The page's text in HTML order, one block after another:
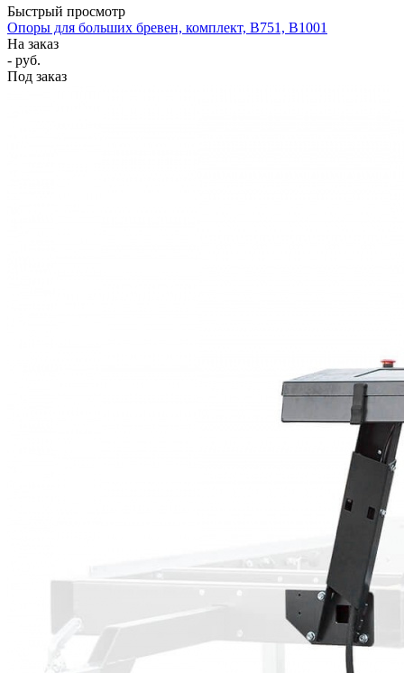
Быстрый просмотр
Опоры для больших бревен, комплект, B751, B1001
На заказ
- руб.
Под заказ